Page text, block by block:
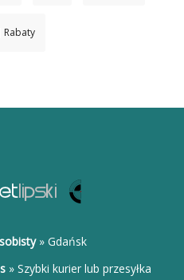
» Gdańsk
» Szybki kurier lub przesyłka